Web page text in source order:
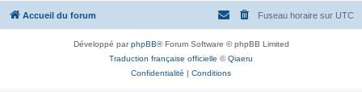
Accueil du forum Fuseau horaire sur UTC
Développé parphpBB® Forum Software © phpBB Limited
Traduction française officielle ©Qiaeru
Confidentialité | Conditions